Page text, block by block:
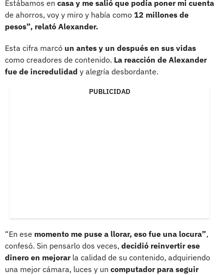
Estábamos en casa y me salió que podía poner mi cuenta
de ahorros, voy y miro y había como 12 millones de
pesos”, relató Alexander.
Esta cifra marcó un antes y un después en sus vidas
como creadores de contenido. La reacción de Alexander
fue de incredulidad y alegría desbordante.
PUBLICIDAD
“En ese momento me puse a llorar, eso fue una locura”,
confesó. Sin pensarlo dos veces, decidió reinvertir ese
dinero en mejorarla calidad de su contenido, adquiriendo
una mejor cámara, luces y un computador para seguir